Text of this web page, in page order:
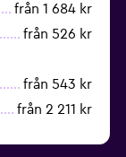
från 1 684 kr
från 526 kr
från 543 kr
från 2 211 kr